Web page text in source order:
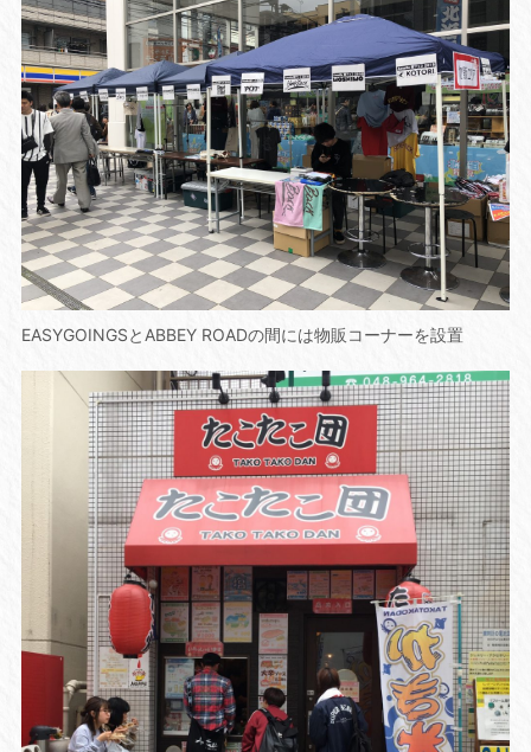
EASYGOINGSとABBEY ROADの間には物販コーナーを設置